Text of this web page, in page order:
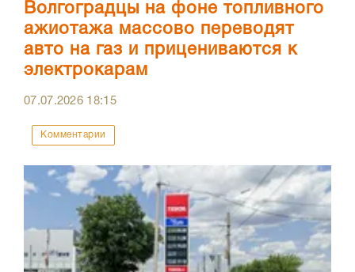
Волгоградцы на фоне топливного
ажиотажа массово переводят
авто на газ и прицениваются к
электрокарам
07.07.2026 18:15
Комментарии